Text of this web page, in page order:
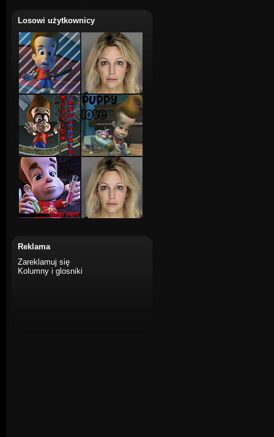
Losowi użytkownicy
Reklama
Zareklamuj się
Kolumny i glosniki